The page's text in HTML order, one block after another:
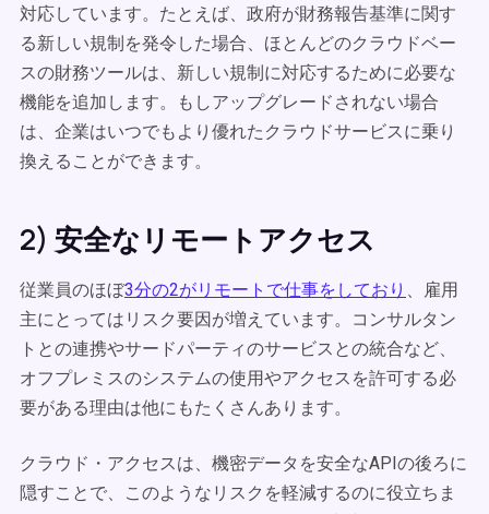
対応しています。たとえば、政府が財務報告基準に関す
る新しい規制を発令した場合、ほとんどのクラウドベー
スの財務ツールは、新しい規制に対応するために必要な
機能を追加します。もしアップグレードされない場合
は、企業はいつでもより優れたクラウドサービスに乗り
換えることができます。
2) 安全なリモートアクセス
従業員のほぼ3分の2がリモートで仕事をしており 、雇用
主にとってはリスク要因が増えています。コンサルタン
トとの連携やサードパーティのサービスとの統合など、
オフプレミスのシステムの使用やアクセスを許可する必
要がある理由は他にもたくさんあります。
クラウド・アクセスは、機密データを安全なAPIの後ろに
隠すことで、このようなリスクを軽減するのに役立ちま